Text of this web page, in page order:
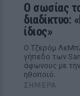
Ο σωσίας
διαδίκτυο:
ίδιος»
Ο Τζερόμ
γήπεδο των
άφωνους με
ηθοποιό.
ΣΉΜΕΡΑ